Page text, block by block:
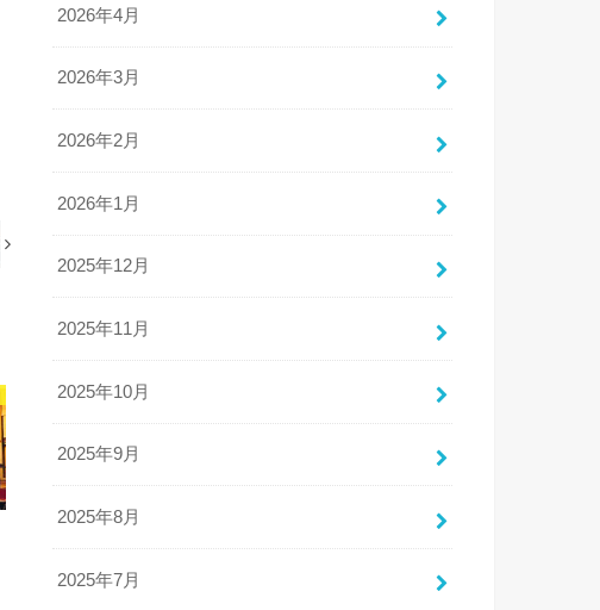
2026年4月
2026年3月
2026年2月
2026年1月
2025年12月
2025年11月
2025年10月
2025年9月
2025年8月
2025年7月